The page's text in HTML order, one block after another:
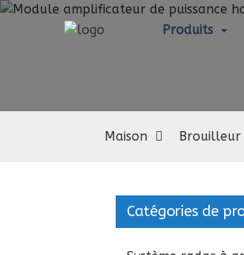
Produits
Maison Brouilleur
Catégories de
Loading...
Loading...